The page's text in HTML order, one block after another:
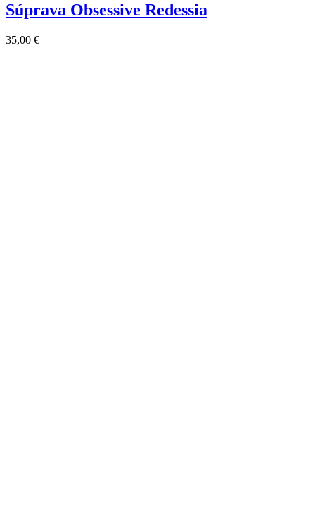
Súprava Obsessive Redessia
35,00 €